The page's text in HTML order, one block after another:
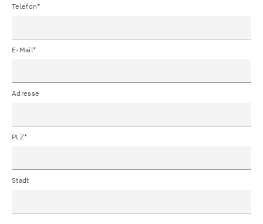
Telefon*
E-Mail*
Adresse
PLZ*
Stadt